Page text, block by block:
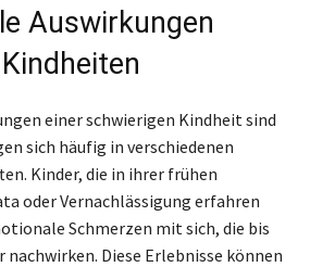
Auswirkungen
einer schwierigen Kindheit sind
sich häufig in verschiedenen
Kinder, die in ihrer frühen
oder Vernachlässigung erfahren
Schmerzen mit sich, die bis
nachwirken. Diese Erlebnisse können